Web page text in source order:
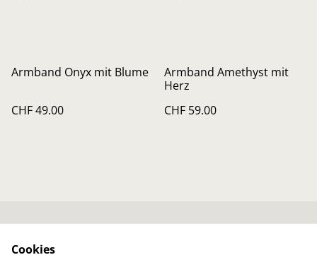
Armband Onyx mit Blume
CHF 49.00
Armband Amethyst mit
Herz
CHF 59.00
Cookies